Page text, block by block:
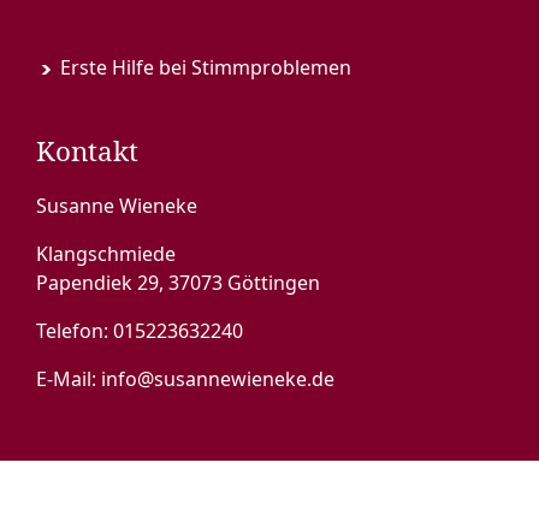
Erste Hilfe bei Stimmproblemen
Kontakt
Susanne Wieneke
Klangschmiede
Papendiek 29, 37073 Göttingen
Telefon: 015223632240
E-Mail: info@susannewieneke.de